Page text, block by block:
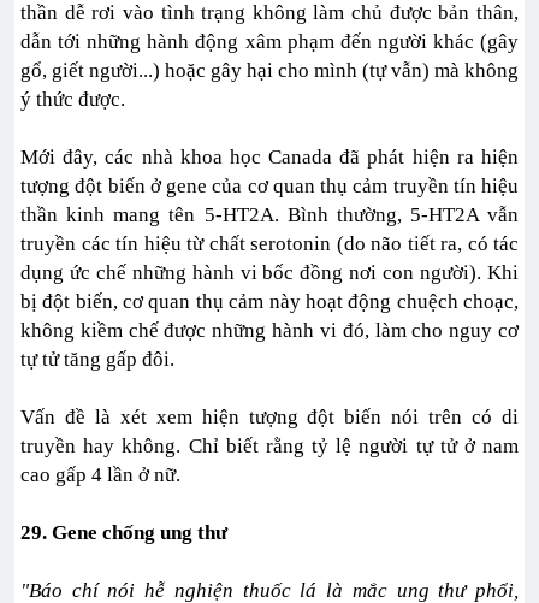
thần dễ rơi vào tình trạng không làm chủ được bản thân,
dẫn tới những hành động xâm phạm đến người khác (gây
gổ, giết người...) hoặc gây hại cho mình (tự vẫn) mà không
ý thức được.
Mới đây, các nhà khoa học Canada đã phát hiện ra hiện
tượng đột biến ở gene của cơ quan thụ cảm truyền tín hiệu
thần kinh mang tên 5-HT2A. Bình thường, 5-HT2A vẫn
truyền các tín hiệu từ chất serotonin (do não tiết ra, có tác
dụng ức chế những hành vi bốc đồng nơi con người). Khi
bị đột biến, cơ quan thụ cảm này hoạt động chuệch choạc,
không kiềm chế được những hành vi đó, làm cho nguy cơ
tự tử tăng gấp đôi.
Vấn đề là xét xem hiện tượng đột biến nói trên có di
truyền hay không. Chỉ biết rằng tỷ lệ người tự tử ở nam
cao gấp 4 lần ở nữ.
29. Gene chống ung thư
"Báo chí nói hễ nghiện thuốc lá là mắc ung thư phổi,